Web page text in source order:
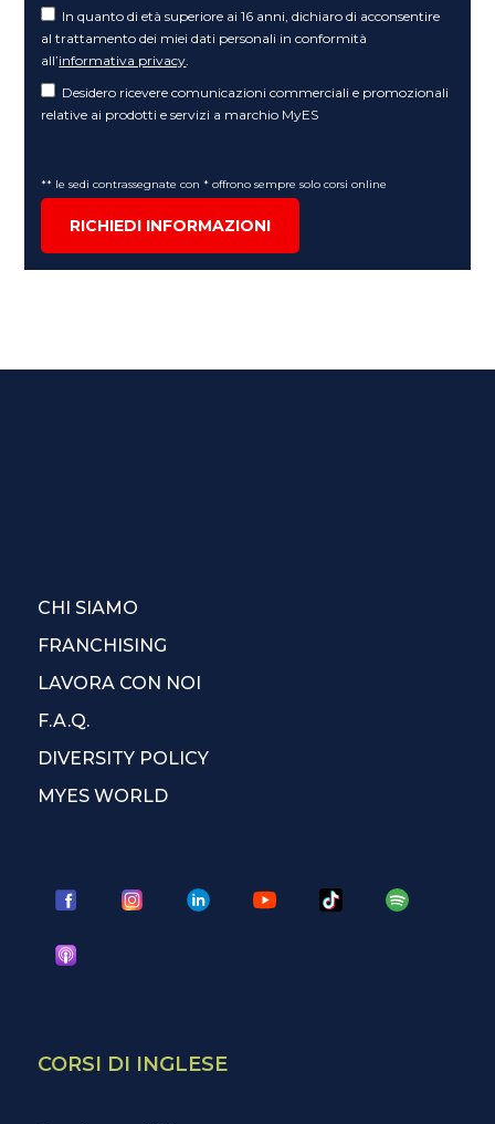
In quanto di età superiore ai 16 anni, dichiaro di acconsentire
al trattamento dei miei dati personali in conformità
all’informativa privacy.
Desidero ricevere comunicazioni commerciali e promozionali
relative ai prodotti e servizi a marchio MyES
** le sedi contrassegnate con * offrono sempre solo corsi online
RICHIEDI INFORMAZIONI
CHI SIAMO
FRANCHISING
LAVORA CON NOI
F.A.Q.
DIVERSITY POLICY
MYES WORLD
CORSI DI INGLESE